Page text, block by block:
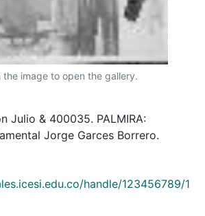
the image to open the gallery.
Julio & 400035. PALMIRA:
Jorge Garces Borrero.
handle/123456789/1